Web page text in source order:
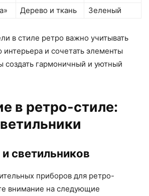
Дерево и ткань Зеленый
в стиле ретро важно учитывать
и сочетать элементы
создать гармоничный и уютный
в ретро-стиле:
светильников
приборов для ретро-
внимание на следующие